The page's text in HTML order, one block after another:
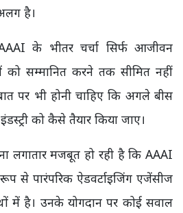
है।
के भीतर चर्चा सिर्फ आजीवन
को सम्मानित करने तक सीमित नहीं
पर भी होनी चाहिए कि अगले बीस
को कैसे तैयार किया जाए।
लगातार मजबूत हो रही है कि AAAI
से पारंपरिक ऐडवर्टाइजिंग एजेंसीज
में है। उनके योगदान पर कोई सवाल